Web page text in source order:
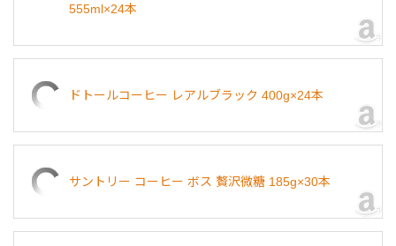
555ml×24本
ドトールコーヒー レアルブラック 400g×24本
サントリー コーヒー ボス 贅沢微糖 185g×30本